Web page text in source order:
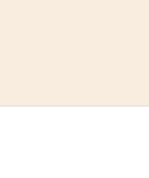
23